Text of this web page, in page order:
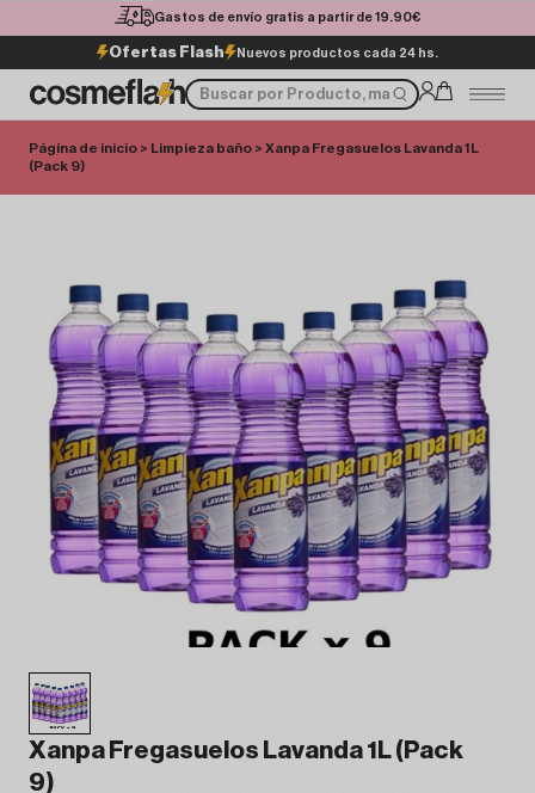
Gastos de envío gratis a partir de 19.90€
Ofertas Flash Nuevos productos cada 24 hs.
Página de inicio > Limpieza baño > Xanpa Fregasuelos Lavanda 1L
(Pack 9)
Xanpa Fregasuelos Lavanda 1L (Pack
9)